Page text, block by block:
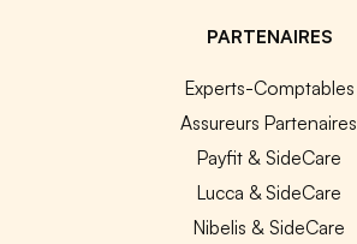
PARTENAIRES
Experts-Comptables
Assureurs Partenaires
Payfit & SideCare
Lucca & SideCare
Nibelis & SideCare